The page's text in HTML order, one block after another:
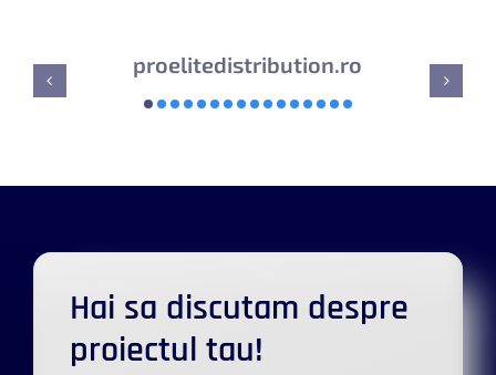
proelitedistribution.ro
Hai sa discutam despre
proiectul tau!